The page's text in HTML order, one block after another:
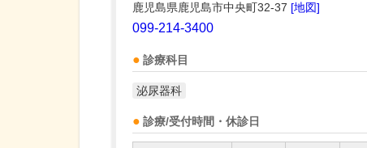
鹿児島県鹿児島市中央町32-37 [地図]
099-214-3400
診療科目
泌尿器科
診療/受付時間・休診日